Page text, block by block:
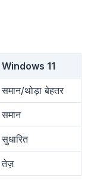
Windows 11
समान/थोड़ा बेहतर
समान
सुधारित
तेज़